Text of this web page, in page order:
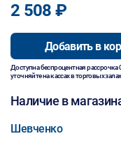
2 508 ₽
Добавить в
Доступна беспроцентная рассрочка
уточняйте на кассах в торговых
Наличие в
Шевченко